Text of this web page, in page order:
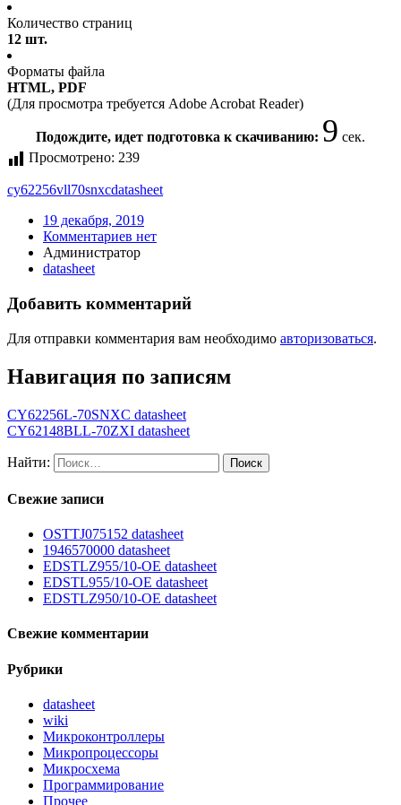
Количество страниц
12 шт.
Форматы файла
HTML, PDF
(Для просмотра требуется Adobe Acrobat Reader)
Подождите, идет подготовка к скачиванию: 9 сек.
Просмотрено: 239
cy62256vll70snxcdatasheet
19 декабря, 2019
Комментариев нет
Администратор
datasheet
Добавить комментарий
Для отправки комментария вам необходимо авторизоваться.
Навигация по записям
CY62256L-70SNXC datasheet
CY62148BLL-70ZXI datasheet
Найти:
Свежие записи
OSTTJ075152 datasheet
1946570000 datasheet
EDSTLZ955/10-OE datasheet
EDSTL955/10-OE datasheet
EDSTLZ950/10-OE datasheet
Свежие комментарии
Рубрики
datasheet
wiki
Микроконтроллеры
Микропроцессоры
Микросхема
Программирование
Прочее